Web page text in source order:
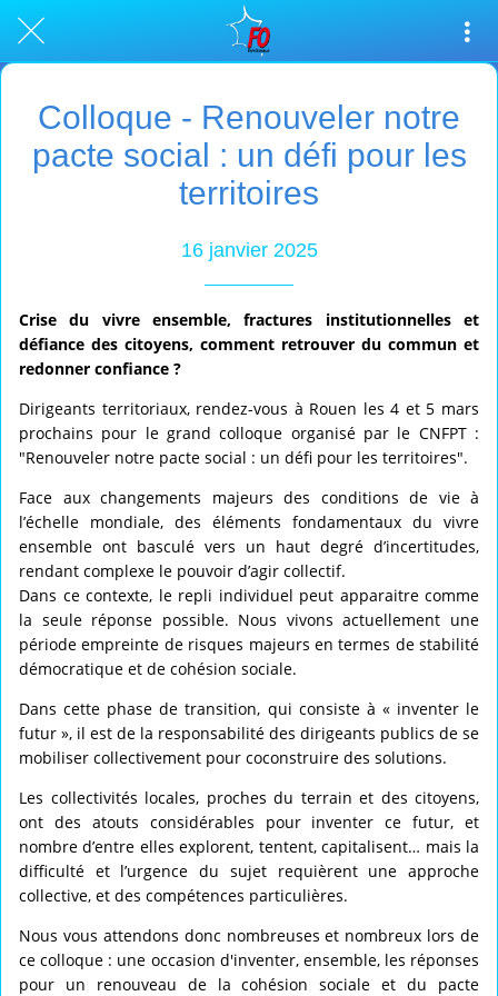
Colloque - Renouveler notre
pacte social : un défi pour les
territoires
16 janvier 2025
Crise du vivre ensemble, fractures institutionnelles et
défiance des citoyens, comment retrouver du commun et
redonner confiance ?
Dirigeants territoriaux, rendez-vous à Rouen les 4 et 5 mars
prochains pour le grand colloque organisé par le CNFPT :
"Renouveler notre pacte social : un défi pour les territoires".
Face aux changements majeurs des conditions de vie à
l’échelle mondiale, des éléments fondamentaux du vivre
ensemble ont basculé vers un haut degré d’incertitudes,
rendant complexe le pouvoir d’agir collectif.
Dans ce contexte, le repli individuel peut apparaitre comme
la seule réponse possible. Nous vivons actuellement une
période empreinte de risques majeurs en termes de stabilité
démocratique et de cohésion sociale.
Dans cette phase de transition, qui consiste à « inventer le
futur », il est de la responsabilité des dirigeants publics de se
mobiliser collectivement pour coconstruire des solutions.
Les collectivités locales, proches du terrain et des citoyens,
ont des atouts considérables pour inventer ce futur, et
nombre d’entre elles explorent, tentent, capitalisent… mais la
difficulté et l’urgence du sujet requièrent une approche
collective, et des compétences particulières.
Nous vous attendons donc nombreuses et nombreux lors de
ce colloque : une occasion d'inventer, ensemble, les réponses
pour un renouveau de la cohésion sociale et du pacte